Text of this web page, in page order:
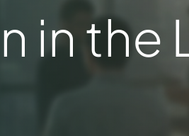
in the